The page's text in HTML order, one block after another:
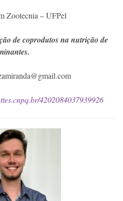
Zootecnia – UFPel
de coprodutos na nutrição de
4202084037939926